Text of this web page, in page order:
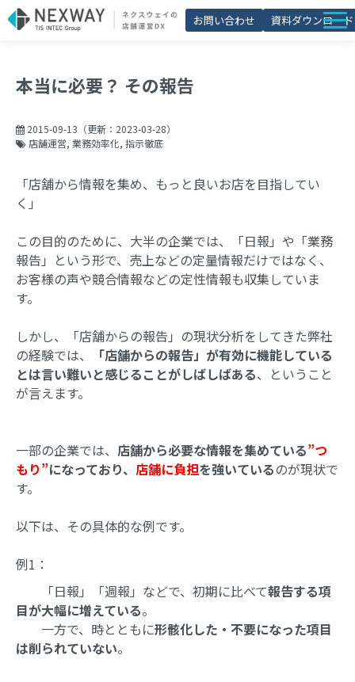
お問い合わせ 資料ダウンロード
導入事例
セミナー
よくあるご質問
本当に必要？ その報告
2015-09-13 （更新： 2023-03-28）
店舗運営 業務効率化 指示徹底
「店舗から情報を集め、もっと良いお店を目指してい
く」
この目的のために、大半の企業では、「日報」や「業務
報告」という形で、売上などの定量情報だけではなく、
お客様の声や競合情報などの定性情報も収集していま
す。
しかし、「店舗からの報告」の現状分析をしてきた弊社
の経験では、
「店舗からの報告」が有効に機能している
とは言い難いと感じることがしばしばある、ということ
が言えます。
一部の企業では、 店舗から必要な情報を集めている”つ
もり”になっており、 店舗に負担を強いているのが現状で
す。
以下は、その具体的な例です。
例1：
「日報」「週報」などで、初期に比べて報告する項
目が大幅に増えている。
一方で、時とともに形骸化した・不要になった項目
は削られていない。